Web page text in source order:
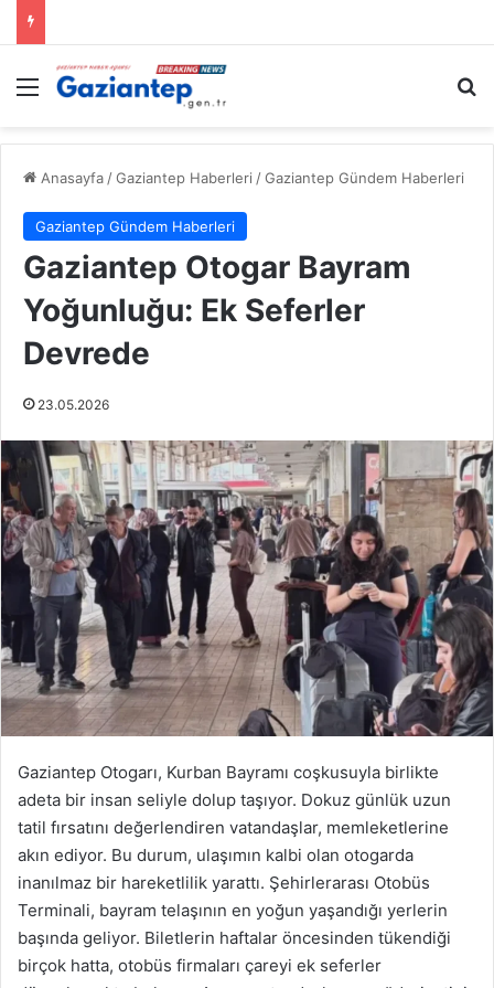
Menü
Anasayfa /Gaziantep Haberleri /Gaziantep Gündem Haberleri
Gaziantep Gündem Haberleri
Gaziantep Otogar Bayram
Yoğunluğu: Ek Seferler
Devrede
23.05.2026
Gaziantep Otogarı, Kurban Bayramı coşkusuyla birlikte
adeta bir insan seliyle dolup taşıyor. Dokuz günlük uzun
tatil fırsatını değerlendiren vatandaşlar, memleketlerine
akın ediyor. Bu durum, ulaşımın kalbi olan otogarda
inanılmaz bir hareketlilik yarattı. Şehirlerarası Otobüs
Terminali, bayram telaşının en yoğun yaşandığı yerlerin
başında geliyor. Biletlerin haftalar öncesinden tükendiği
birçok hatta, otobüs firmaları çareyi ek seferler